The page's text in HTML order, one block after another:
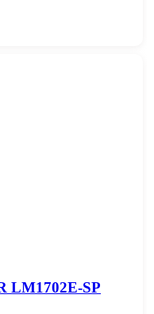
LM1702E-SP